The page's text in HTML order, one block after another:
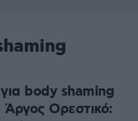
body shaming
Άργος Ορεστικό: